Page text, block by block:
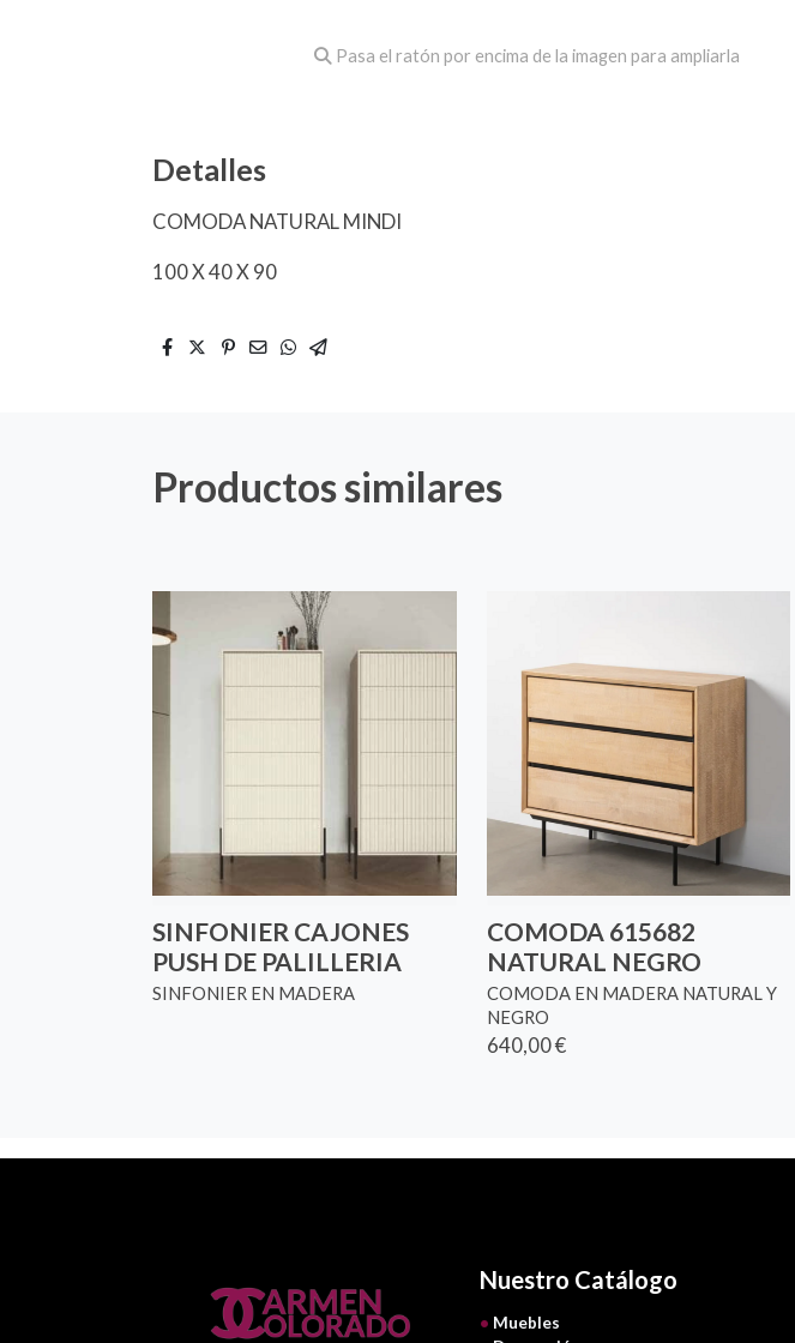
Pasa el ratón por encima de la imagen para ampliarla
Detalles
COMODA NATURAL MINDI
100 X 40 X 90
Productos similares
SINFONIER CAJONES
PUSH DE PALILLERIA
SINFONIER EN MADERA
COMODA 615682
NATURAL NEGRO
COMODA EN MADERA NATURAL Y
NEGRO
640,00 €
Nuestro Catálogo
• Muebles